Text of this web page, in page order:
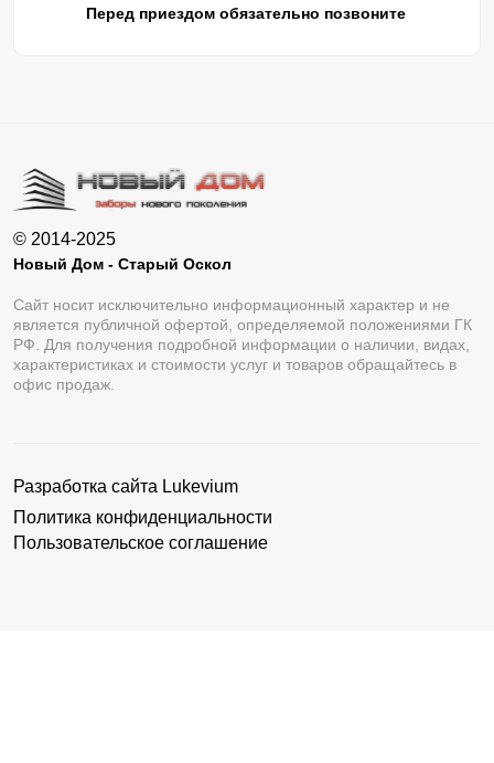
Перед приездом обязательно позвоните
© 2014-2025
Новый Дом - Старый Оскол
Сайт носит исключительно информационный характер и не
является публичной офертой, определяемой положениями ГК
РФ. Для получения подробной информации о наличии, видах,
характеристиках и стоимости услуг и товаров обращайтесь в
офис продаж.
Разработка сайта Lukevium
Политика конфиденциальности
Пользовательское соглашение